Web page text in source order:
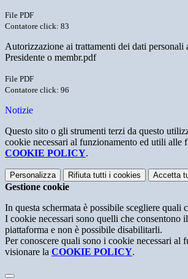
File PDF
Contatore click: 83
Autorizzazione ai trattamenti dei dati personali
Presidente o membr.pdf
File PDF
Contatore click: 96
Notizie
Questo sito o gli strumenti terzi da questo
cookie necessari al funzionamento ed utili alle
COOKIE POLICY.
Personalizza Rifiuta tutti i cookies Accetta
Gestione cookie
In questa schermata è possibile scegliere quali
I cookie necessari sono quelli che consentono
piattaforma e non è possibile disabilitarli.
Per conoscere quali sono i cookie necessari al
visionare la COOKIE POLICY.